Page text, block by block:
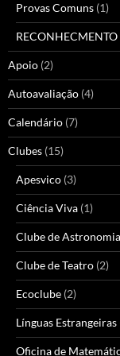
Provas Comuns (1)
RECONHECMENTO
Apoio (2)
Autoavaliação (4)
Calendário (7)
Clubes (15)
Apesvico (3)
Ciência Viva (1)
Clube de Astronomia
Clube de Teatro (2)
Ecoclube (2)
Línguas Estrangeiras
Oficina de